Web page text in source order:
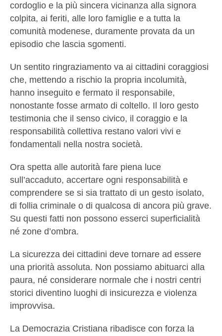
cordoglio e la più sincera vicinanza alla signora
colpita, ai feriti, alle loro famiglie e a tutta la
comunità modenese, duramente provata da un
episodio che lascia sgomenti.
Un sentito ringraziamento va ai cittadini coraggiosi
che, mettendo a rischio la propria incolumità,
hanno inseguito e fermato il responsabile,
nonostante fosse armato di coltello. Il loro gesto
testimonia che il senso civico, il coraggio e la
responsabilità collettiva restano valori vivi e
fondamentali nella nostra società.
Ora spetta alle autorità fare piena luce
sull’accaduto, accertare ogni responsabilità e
comprendere se si sia trattato di un gesto isolato,
di follia criminale o di qualcosa di ancora più grave.
Su questi fatti non possono esserci superficialità
né zone d’ombra.
La sicurezza dei cittadini deve tornare ad essere
una priorità assoluta. Non possiamo abituarci alla
paura, né considerare normale che i nostri centri
storici diventino luoghi di insicurezza e violenza
improvvisa.
La Democrazia Cristiana ribadisce con forza la